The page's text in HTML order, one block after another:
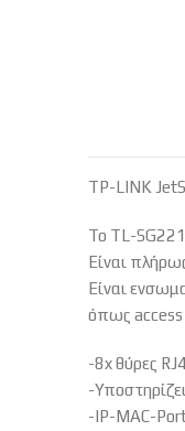
TP-LINK
Το TL-
Είναι
Είναι
όπως access
-8x θύρες
-
-IP-MAC-